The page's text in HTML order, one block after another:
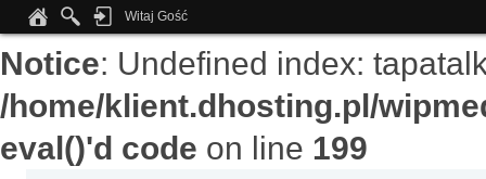
Notice: Undefined index:
/home/klient.dhosting.pl/
eval()'d code on line 199
Witaj Gość